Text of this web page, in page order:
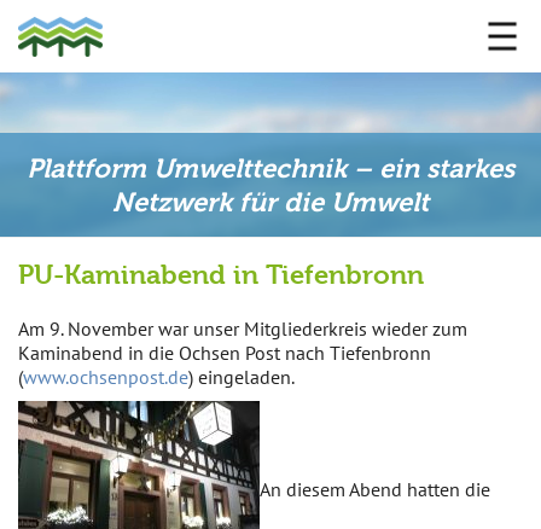
Plattform Umwelttechnik – ein starkes
Netzwerk für die Umwelt
PU-Kaminabend in Tiefenbronn
Am 9. November war unser Mitgliederkreis wieder zum
Kaminabend in die Ochsen Post nach Tiefenbronn
(www.ochsenpost.de) eingeladen.
An diesem Abend hatten die